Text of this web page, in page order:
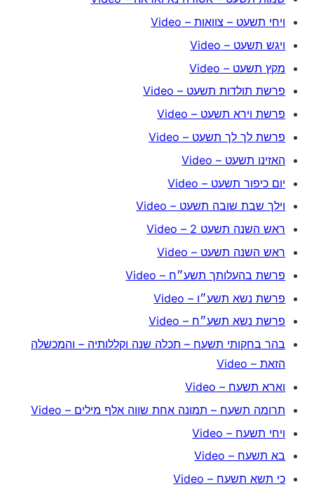
ויחי תשעט – צוואות – Video
ויגש תשעט – Video
מקץ תשעט – Video
פרשת תולדות תשעט – Video
פרשת וירא תשעט – Video
פרשת לך לך תשעט – Video
האזינו תשעט – Video
יום כיפור תשעט – Video
וילך שבת שובה תשעט – Video
ראש השנה תשעט 2 – Video
ראש השנה תשעט – Video
פרשת בהעלותך תשע״ח – Video
פרשת נשא תשע״ו – Video
פרשת נשא תשע״ח – Video
בהר בחקותי תשעח – תכלה שנה וקללותיה – והמכשלה
הזאת – Video
וארא תשעח – Video
תרומה תשעח – תמונה אחת שווה אלף מילים – Video
ויחי תשעח – Video
בא תשעח – Video
כי תשא תשעח – Video